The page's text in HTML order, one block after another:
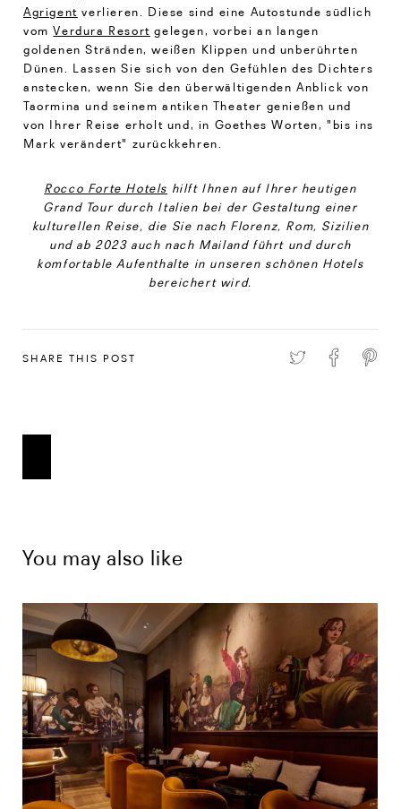
Agrigent verlieren. Diese sind eine Autostunde südlich
vomVerdura Resort gelegen, vorbei an langen
goldenen Stränden, weißen Klippen und unberührten
Dünen. Lassen Sie sich von den Gefühlen des Dichters
anstecken, wenn Sie den überwältigenden Anblick von
Taormina und seinem antiken Theater genießen und
von Ihrer Reise erholt und, in Goethes Worten, "bis ins
Mark verändert" zurückkehren.
Rocco Forte Hotels hilft Ihnen auf Ihrer heutigen
Grand Tour durch Italien bei der Gestaltung einer
kulturellen Reise, die Sie nach Florenz, Rom, Sizilien
und ab 2023 auch nach Mailand führt und durch
komfortable Aufenthalte in unseren schönen Hotels
bereichert wird.
SHARE THIS POST
You may also like